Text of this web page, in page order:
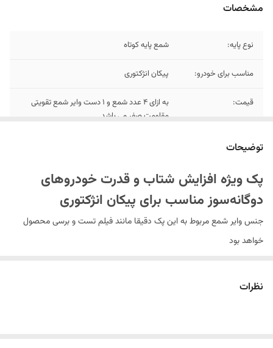
مشخصات
نوع پایه: شمع پایه کوتاه
مناسب برای خودرو: پیکان انژکتوری
قیمت:
به ازای 4 عدد شمع و 1 دست وایر شمع تقویتی
مقاومت صفر می باشد
توضیحات
پک ویژه افزایش شتاب و قدرت خودروهای
دوگانه‌سوز مناسب برای پیکان انژکتوری
جنس وایر شمع مربوط به این پک دقیقا مانند فیلم تست و برسی محصول
خواهد بود
خریدار گرامی با کلیک کردن بر روی متن محصول فیلم تست برسی محصول
نظرات